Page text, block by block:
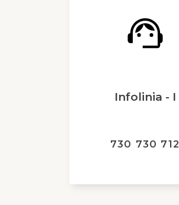
Infolinia - I
730 730 712